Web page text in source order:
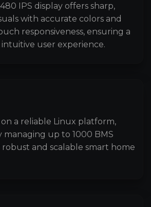
IPS display offers sharp,
with accurate colors and
responsiveness, ensuring a
user experience.
a reliable Linux platform,
managing up to 1000 BMS
and scalable smart home